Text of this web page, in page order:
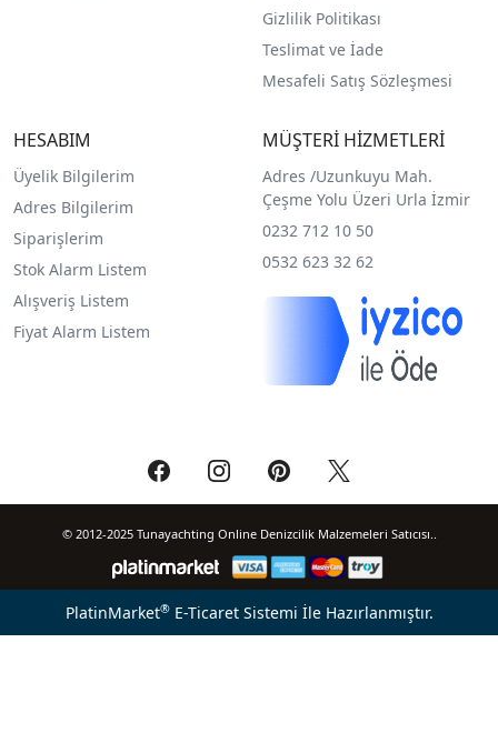
Gizlilik Politikası
Teslimat ve İade
Mesafeli Satış Sözleşmesi
HESABIM
Üyelik Bilgilerim
Adres Bilgilerim
Siparişlerim
Stok Alarm Listem
Alışveriş Listem
Fiyat Alarm Listem
MÜŞTERİ HİZMETLERİ
Adres /Uzunkuyu Mah.
Çeşme Yolu Üzeri Urla İzmir
0232 712 10 50
0532 623 32 62
© 2012-2025 Tunayachting Online Denizcilik Malzemeleri Satıcısı..
PlatinMarket®E-Ticaret Sistemi İle Hazırlanmıştır.